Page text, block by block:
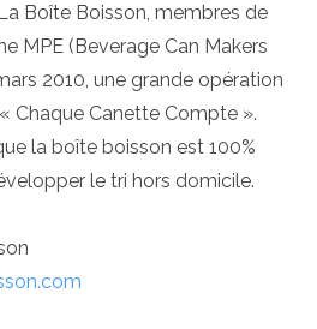
Boîte Boisson, membres de
MPE (Beverage Can Makers
2010, une grande opération
Chaque Canette Compte ».
la boîte boisson est 100%
le tri hors domicile.